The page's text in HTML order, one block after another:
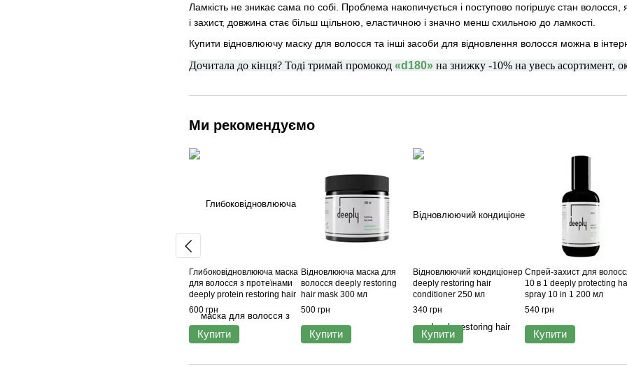
Ламкість не зникає сама по собі. Проблема накопичується і поступово погіршує стан
і захист, довжина стає більш щільною, еластичною і значно менш схильною до ламкості.
Купити відновлюючу маску для волосся та інші засоби для відновлення волосся можна в
Дочитала до кінця? Тоді тримай промокод «d180» на знижку -10% на увесь асортимент,
Ми рекомендуємо
Глибоковідновлююча маска
для волосся з протеїнами
deeply protein restoring hair
mask 300 мл
600 грн
Купити
Відновлююча маска для
волосся deeply restoring
hair mask 300 мл
500 грн
Купити
Відновлюючий кондиціонер
deeply restoring hair
conditioner 250 мл
340 грн
Купити
Спрей-захист для
10 в 1 deeply protecting
spray 10 in 1 200 мл
540 грн
Купити